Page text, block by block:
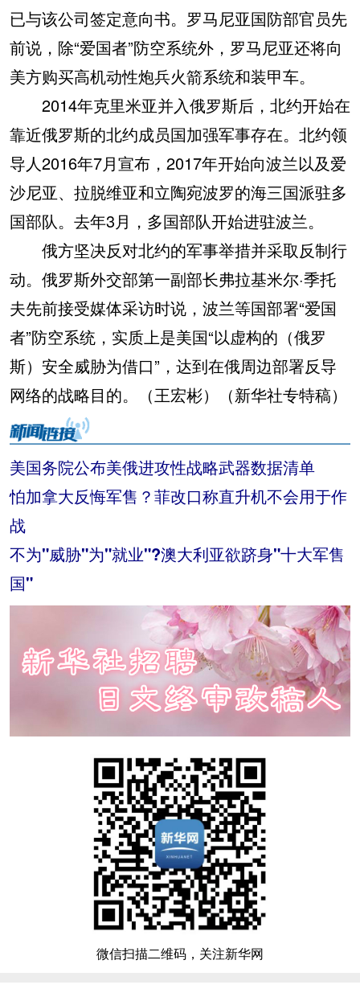
已与该公司签定意向书。罗马尼亚国防部官员先
前说，除“爱国者”防空系统外，罗马尼亚还将向
美方购买高机动性炮兵火箭系统和装甲车。
2014年克里米亚并入俄罗斯后，北约开始在
靠近俄罗斯的北约成员国加强军事存在。北约领
导人2016年7月宣布，2017年开始向波兰以及爱
沙尼亚、拉脱维亚和立陶宛波罗的海三国派驻多
国部队。去年3月，多国部队开始进驻波兰。
俄方坚决反对北约的军事举措并采取反制行
动。俄罗斯外交部第一副部长弗拉基米尔·季托
夫先前接受媒体采访时说，波兰等国部署“爱国
者”防空系统，实质上是美国“以虚构的（俄罗
斯）安全威胁为借口”，达到在俄周边部署反导
网络的战略目的。（王宏彬）（新华社专特稿）
美国务院公布美俄进攻性战略武器数据清单
怕加拿大反悔军售？菲改口称直升机不会用于作
战
不为"威胁"为"就业"?澳大利亚欲跻身"十大军售
国"
微信扫描二维码，关注新华网